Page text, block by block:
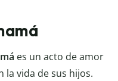
es un acto de amor
la vida de sus hijos.